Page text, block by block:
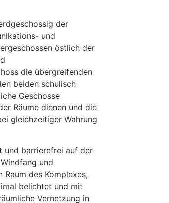
der
und
östlich der
die übergreifenden
beiden schulisch
Geschosse
Räume dienen und die
gleichzeitiger Wahrung
und barrierefrei auf der
und
des Komplexes,
belichtet und mit
Vernetzung in